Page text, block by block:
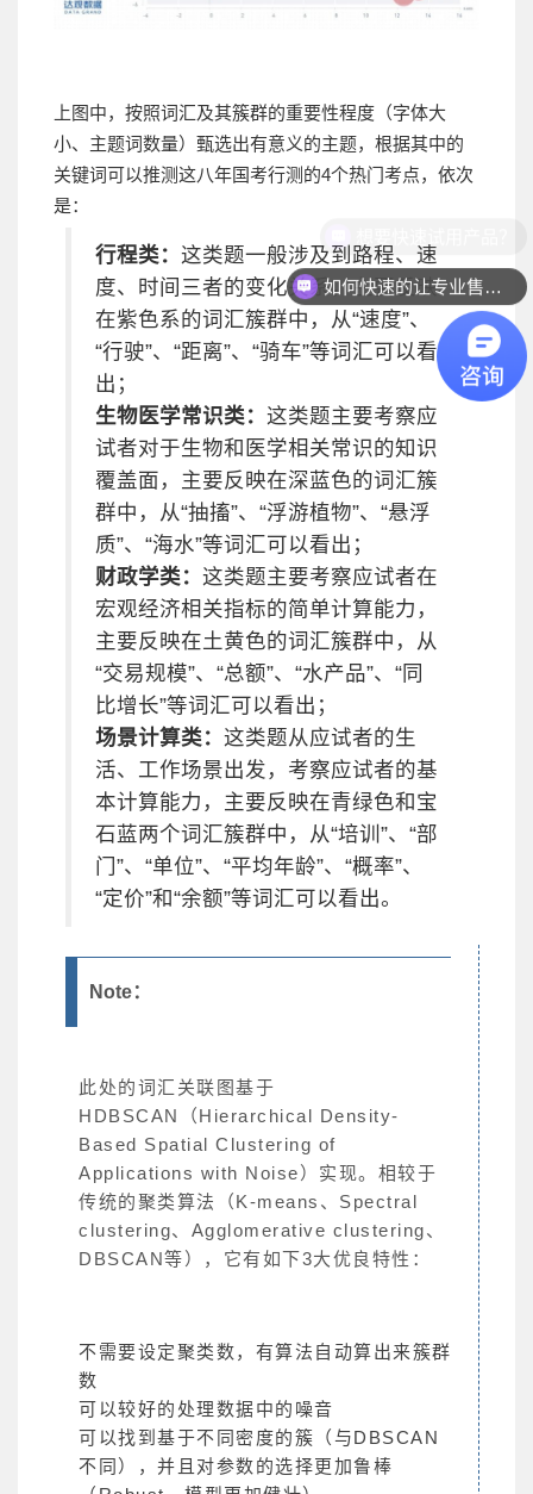
上图中，按照词汇及其簇群的重要性程度（字体大
小、主题词数量）甄选出有意义的主题，根据其中的
关键词可以推测这八年国考行测的4个热门考点，依次
是：
行程类： 这类题一般涉及到路程、速
度、时间三者的变化关系，主要反映
在紫色系的词汇簇群中，从“速度”、
“行驶”、“距离”、“骑车”等词汇可以看
出；
生物医学常识类： 这类题主要考察应
试者对于生物和医学相关常识的知识
覆盖面，主要反映在深蓝色的词汇簇
群中，从“抽搐”、“浮游植物”、“悬浮
质”、“海水”等词汇可以看出；
财政学类： 这类题主要考察应试者在
宏观经济相关指标的简单计算能力，
主要反映在土黄色的词汇簇群中，从
“交易规模”、“总额”、“水产品”、“同
比增长”等词汇可以看出；
场景计算类： 这类题从应试者的生
活、工作场景出发，考察应试者的基
本计算能力，主要反映在青绿色和宝
石蓝两个词汇簇群中，从“培训”、“部
门”、“单位”、“平均年龄”、“概率”、
“定价”和“余额”等词汇可以看出。
Note：
此处的词汇关联图基于
HDBSCAN（Hierarchical Density-
Based Spatial Clustering of
Applications with Noise）实现。相较于
传统的聚类算法（K-means、Spectral
clustering、Agglomerative clustering、
DBSCAN等），它有如下3大优良特性：
不需要设定聚类数，有算法自动算出来簇群
数
可以较好的处理数据中的噪音
可以找到基于不同密度的簇（与DBSCAN
不同），并且对参数的选择更加鲁棒